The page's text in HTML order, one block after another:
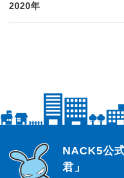
2020年
らじっと君
NACK5公
君」